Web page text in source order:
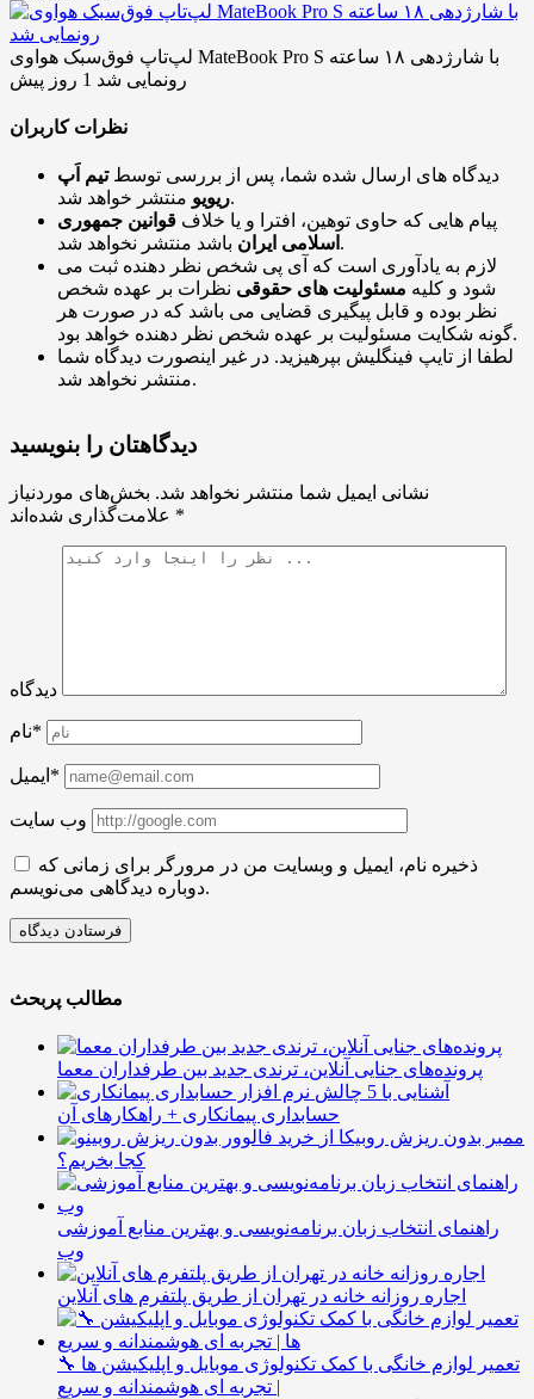
لپ‌تاپ فوق‌سبک هواوی MateBook Pro S با شارژدهی ۱۸ ساعته
رونمایی شد 1 روز پیش
نظرات کاربران
دیدگاه های ارسال شده شما، پس از بررسی توسطتیم اَپ
ریویومنتشر خواهد شد.
پیام هایی که حاوی توهین، افترا و یا خلاف قوانین جمهوری
اسلامی ایران باشد منتشر نخواهد شد.
لازم به یادآوری است که آی پی شخص نظر دهنده ثبت می
شود و کلیه مسئولیت های حقوقی نظرات بر عهده شخص
نظر بوده و قابل پیگیری قضایی می باشد که در صورت هر
گونه شکایت مسئولیت بر عهده شخص نظر دهنده خواهد بود.
لطفا از تایپ فینگلیش بپرهیزید. در غیر اینصورت دیدگاه شما
منتشر نخواهد شد.
دیدگاهتان را بنویسید
نشانی ایمیل شما منتشر نخواهد شد. بخش‌های موردنیاز
*
دیدگاه
نام*
ایمیل*
وب سایت
ذخیره نام، ایمیل و وبسایت من در مرورگر برای زمانی که
دوباره دیدگاهی می‌نویسم.
مطالب پربحث
پرونده‌های جنایی آنلاین، ترندی جدید بین طرفداران معما
آشنایی با 5 چالش
حسابداری پیمانکاری + راهکارهای آن
ممبر بدون ریزش روبیکا از
کجا بخریم؟
راهنمای انتخاب زبان برنامه‌نویسی و بهترین منابع آموزشی
وب
اجاره روزانه خانه در تهران از طریق پلتفرم های آنلاین
🔧 تعمیر لوازم خانگی با کمک تکنولوژی موبایل و اپلیکیشن ها
| تجربه ای هوشمندانه و سریع